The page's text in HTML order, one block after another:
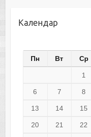
Календар
Пн Вт Ср
1
6 7 8
13 14 15
20 21 22